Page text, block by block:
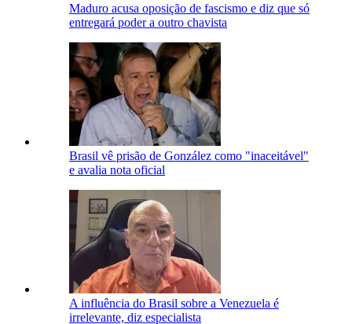
Maduro acusa oposição de fascismo e diz que só
entregará poder a outro chavista
Brasil vê prisão de González como "inaceitável"
e avalia nota oficial
A influência do Brasil sobre a Venezuela é
irrelevante, diz especialista